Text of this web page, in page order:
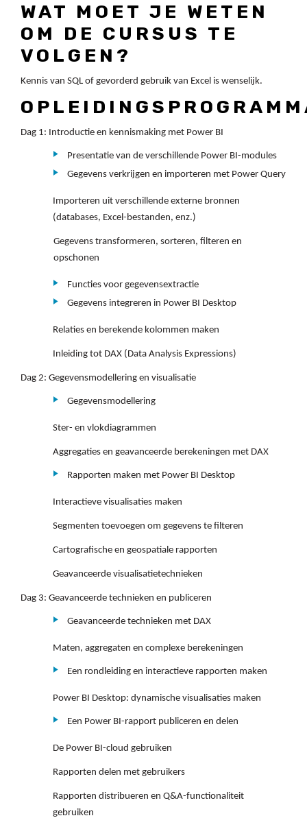
WAT MOET JE WETEN
OM DE CURSUS TE
VOLGEN?
Kennis van SQL of gevorderd gebruik van Excel is wenselijk.
Dag 1: Introductie en kennismaking met Power BI
Presentatie van de verschillende Power BI-modules
Gegevens verkrijgen en importeren met Power Query
Importeren uit verschillende externe bronnen
(databases, Excel-bestanden, enz.)
Gegevens transformeren, sorteren, filteren en
opschonen
Functies voor gegevensextractie
Gegevens integreren in Power BI Desktop
Relaties en berekende kolommen maken
Inleiding tot DAX (Data Analysis Expressions)
Dag 2: Gegevensmodellering en visualisatie
Gegevensmodellering
Ster- en vlokdiagrammen
Aggregaties en geavanceerde berekeningen met DAX
Rapporten maken met Power BI Desktop
Interactieve visualisaties maken
Segmenten toevoegen om gegevens te filteren
Cartografische en geospatiale rapporten
Geavanceerde visualisatietechnieken
Dag 3: Geavanceerde technieken en publiceren
Geavanceerde technieken met DAX
Maten, aggregaten en complexe berekeningen
Een rondleiding en interactieve rapporten maken
Power BI Desktop: dynamische visualisaties maken
Een Power BI-rapport publiceren en delen
De Power BI-cloud gebruiken
Rapporten delen met gebruikers
Rapporten distribueren en Q&A-functionaliteit
gebruiken